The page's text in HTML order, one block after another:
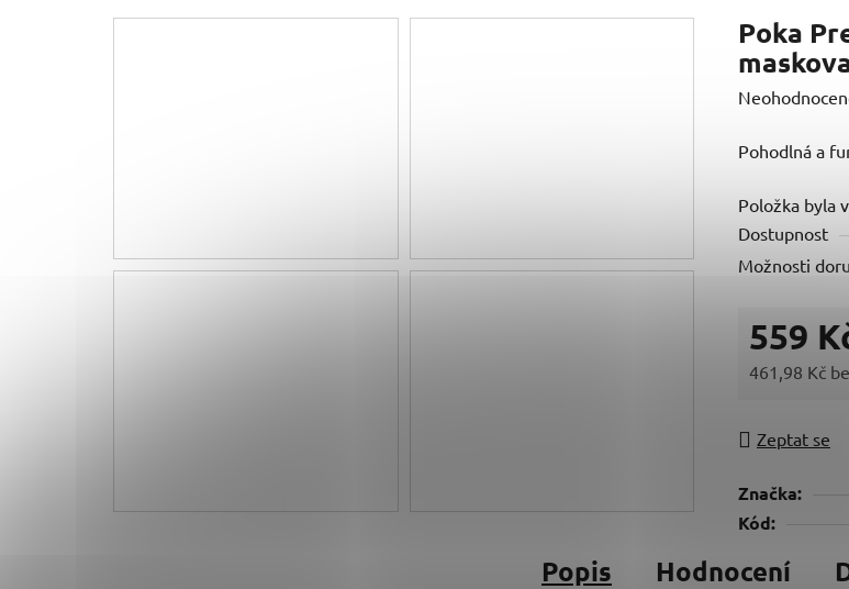
Poka
Průměrné
produktu
0,0
z
5
Pohodlná a
Položka byla
Dostupnost
Možnosti
559
461,98 Kč
Zeptat se
Značka:
Kód:
Popis Hodnocení